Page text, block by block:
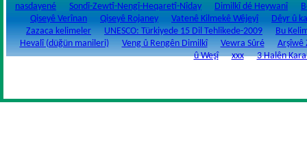
nasdayené
Sondî-Zewtî-Nengî-Heqaretî-Nîday Dimilkî dé Heywanî
Qiseyê Verînan
Qiseyê Rojaney Vatenê Kilmekê Wêjeyî
Dêyr û
Zazaca kelimeler
UNESCO: Türkiyede 15 Dil Tehlikede-2009
Bu
Hevalî (düğün manileri)
Veng û Rengên Dimilkî Vewra Sûré
Arşîwê
û Weşî
xxx 3 Halên